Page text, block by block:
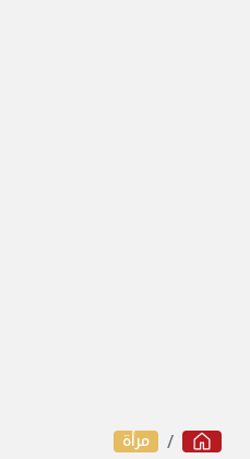
مرأة